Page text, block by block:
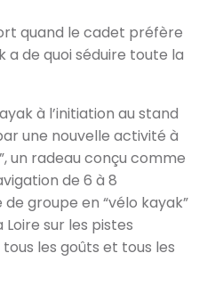
quand le cadet préfère
a de quoi séduire toute la
à l’initiation au stand
une nouvelle activité à
un radeau conçu comme
de 6 à 8
groupe en “vélo kayak”
sur les pistes
les goûts et tous les